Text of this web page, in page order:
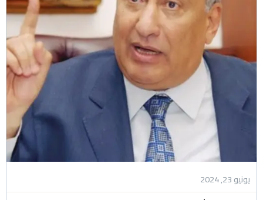
يونيو 23, 2024